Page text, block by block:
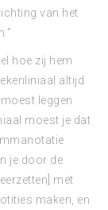
van het
hoe zij hem
altijd
leggen
moest je dat
je door de
met
maken, en